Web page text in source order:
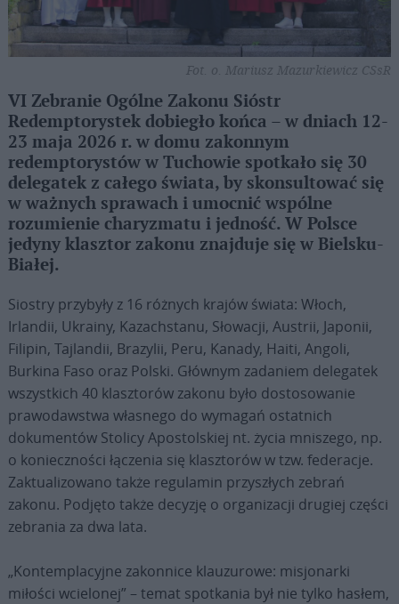
Fot. o. Mariusz Mazurkiewicz CSsR
VI Zebranie Ogólne Zakonu Sióstr
Redemptorystek dobiegło końca – w dniach 12-
23 maja 2026 r. w domu zakonnym
redemptorystów w Tuchowie spotkało się 30
delegatek z całego świata, by skonsultować się
w ważnych sprawach i umocnić wspólne
rozumienie charyzmatu i jedność. W Polsce
jedyny klasztor zakonu znajduje się w Bielsku-
Białej.
Siostry przybyły z 16 różnych krajów świata: Włoch,
Irlandii, Ukrainy, Kazachstanu, Słowacji, Austrii, Japonii,
Filipin, Tajlandii, Brazylii, Peru, Kanady, Haiti, Angoli,
Burkina Faso oraz Polski. Głównym zadaniem delegatek
wszystkich 40 klasztorów zakonu było dostosowanie
prawodawstwa własnego do wymagań ostatnich
dokumentów Stolicy Apostolskiej nt. życia mniszego, np.
o konieczności łączenia się klasztorów w tzw. federacje.
Zaktualizowano także regulamin przyszłych zebrań
zakonu. Podjęto także decyzję o organizacji drugiej części
zebrania za dwa lata.
„Kontemplacyjne zakonnice klauzurowe: misjonarki
miłości wcielonej” – temat spotkania był nie tylko hasłem,